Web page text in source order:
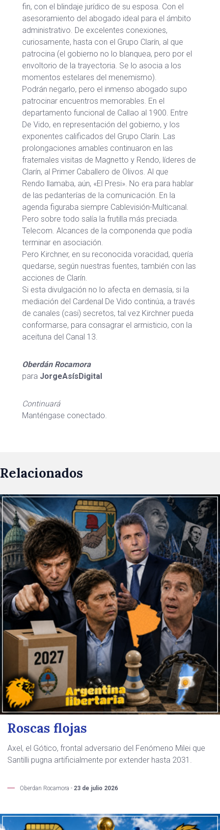
fin, con el blindaje jurídico de su esposa. Con el
asesoramiento del abogado ideal para el ámbito
administrativo. De excelentes conexiones,
curiosamente, hasta con el Grupo Clarín, al que
patrocina (el gobierno no lo blanquea, pero por el
envoltorio de la trayectoria. Se lo asocia a los
momentos estelares del menemismo).
Podrán negarlo, pero el inmenso abogado supo
patrocinar encuentros memorables. En el
departamento funcional de Callao al 1900. Entre
De Vido, en representación del gobierno, y los
exponentes calificados del Grupo Clarín. Las
prolongaciones amables continuaron en las
fraternales visitas de Magnetto y Rendo, líderes de
Clarín, al Primer Caballero de Olivos. Al que
Rendo llamaba, aún, «El Presi». No era para hablar
de las pedanterías de la comunicación. En la
agenda figuraba siempre Cablevisión-Multicanal.
Pero sobre todo salía la frutilla más preciada.
Telecom. Alcances de la componenda que podía
terminar en asociación.
Pero Kirchner, en su reconocida voracidad, quería
quedarse, según nuestras fuentes, también con las
acciones de Clarín.
Si esta divulgación no lo afecta en demasía, si la
mediación del Cardenal De Vido continúa, a través
de canales (casi) secretos, tal vez Kirchner pueda
conformarse, para consagrar el armisticio, con la
aceituna del Canal 13.
Oberdán Rocamora
para JorgeAsísDigital
Continuará
Manténgase conectado.
Relacionados
Roscas flojas
Axel, el Gótico, frontal adversario del Fenómeno Milei que
Santilli pugna artificialmente por extender hasta 2031.
Oberdan Rocamora - 23 de julio 2026